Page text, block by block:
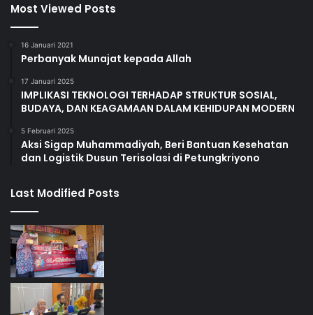
Most Viewed Posts
16 Januari 2021
Perbanyak Munajat kepada Allah
17 Januari 2025
IMPLIKASI TEKNOLOGI TERHADAP STRUKTUR SOSIAL,
BUDAYA, DAN KEAGAMAAN DALAM KEHIDUPAN MODERN
5 Februari 2025
Aksi Sigap Muhammadiyah, Beri Bantuan Kesehatan
dan Logistik Dusun Terisolasi di Petungkriyono
Last Modified Posts